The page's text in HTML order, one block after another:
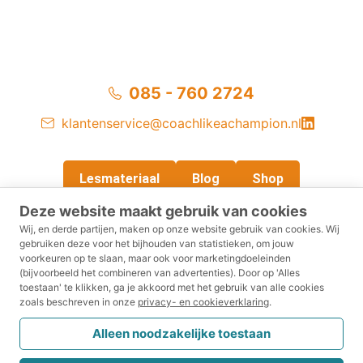
Deze website maakt gebruik van cookies
Wij, en derde partijen, maken op onze website gebruik van cookies. Wij
gebruiken deze voor het bijhouden van statistieken, om jouw
voorkeuren op te slaan, maar ook voor marketingdoeleinden
(bijvoorbeeld het combineren van advertenties). Door op 'Alles
toestaan' te klikken, ga je akkoord met het gebruik van alle cookies
zoals beschreven in onze privacy- en cookieverklaring.
Alleen noodzakelijke toestaan
085 - 760 2724
klantenservice@coachlikeachampion.nl
Lesmateriaal Blog Shop
Privacy- en cookieverklaring Voorwaarden
Disclaimer Retourneren Klachtenreglement
CRKBO